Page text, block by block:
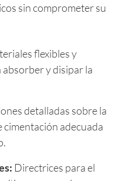
sin comprometer su
flexibles y
y disipar la
detalladas sobre la
adecuada
Directrices para el